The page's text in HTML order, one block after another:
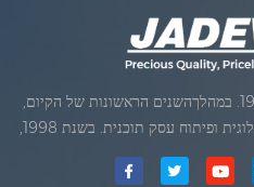
ג'אדברנוסדה בחודש יולי 1986. 1986. במהלךהשנים הראשונות של הקיום,
החברה שלנו מתקדמת חדשנות טכנולוגית ופיתוח עסק תוכנית. בשנת 1998,
כאשר הראשון של המוצרים שלנו